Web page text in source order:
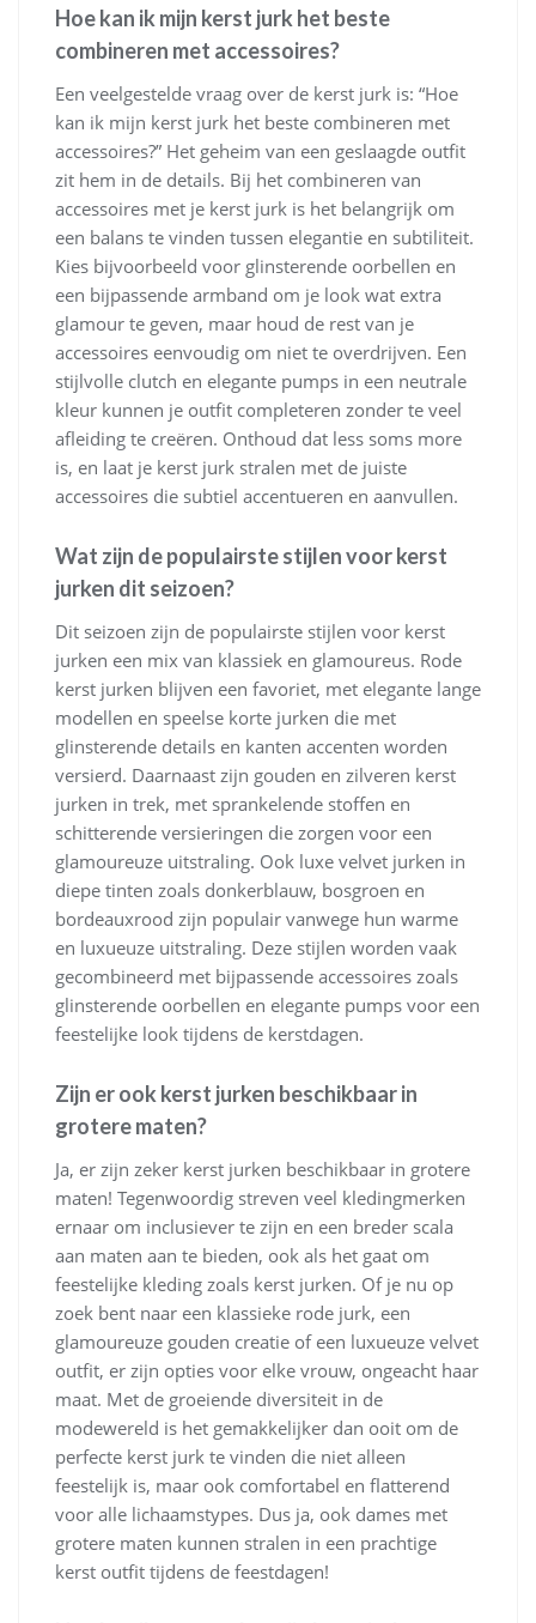
Hoe kan ik mijn kerst jurk het beste
combineren met accessoires?
Een veelgestelde vraag over de kerst jurk is: “Hoe
kan ik mijn kerst jurk het beste combineren met
accessoires?” Het geheim van een geslaagde outfit
zit hem in de details. Bij het combineren van
accessoires met je kerst jurk is het belangrijk om
een balans te vinden tussen elegantie en subtiliteit.
Kies bijvoorbeeld voor glinsterende oorbellen en
een bijpassende armband om je look wat extra
glamour te geven, maar houd de rest van je
accessoires eenvoudig om niet te overdrijven. Een
stijlvolle clutch en elegante pumps in een neutrale
kleur kunnen je outfit completeren zonder te veel
afleiding te creëren. Onthoud dat less soms more
is, en laat je kerst jurk stralen met de juiste
accessoires die subtiel accentueren en aanvullen.
Wat zijn de populairste stijlen voor kerst
jurken dit seizoen?
Dit seizoen zijn de populairste stijlen voor kerst
jurken een mix van klassiek en glamoureus. Rode
kerst jurken blijven een favoriet, met elegante lange
modellen en speelse korte jurken die met
glinsterende details en kanten accenten worden
versierd. Daarnaast zijn gouden en zilveren kerst
jurken in trek, met sprankelende stoffen en
schitterende versieringen die zorgen voor een
glamoureuze uitstraling. Ook luxe velvet jurken in
diepe tinten zoals donkerblauw, bosgroen en
bordeauxrood zijn populair vanwege hun warme
en luxueuze uitstraling. Deze stijlen worden vaak
gecombineerd met bijpassende accessoires zoals
glinsterende oorbellen en elegante pumps voor een
feestelijke look tijdens de kerstdagen.
Zijn er ook kerst jurken beschikbaar in
grotere maten?
Ja, er zijn zeker kerst jurken beschikbaar in grotere
maten! Tegenwoordig streven veel kledingmerken
ernaar om inclusiever te zijn en een breder scala
aan maten aan te bieden, ook als het gaat om
feestelijke kleding zoals kerst jurken. Of je nu op
zoek bent naar een klassieke rode jurk, een
glamoureuze gouden creatie of een luxueuze velvet
outfit, er zijn opties voor elke vrouw, ongeacht haar
maat. Met de groeiende diversiteit in de
modewereld is het gemakkelijker dan ooit om de
perfecte kerst jurk te vinden die niet alleen
feestelijk is, maar ook comfortabel en flatterend
voor alle lichaamstypes. Dus ja, ook dames met
grotere maten kunnen stralen in een prachtige
kerst outfit tijdens de feestdagen!